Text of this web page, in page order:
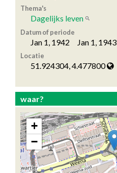
Thema's
Dagelijks leven
Datum of periode
Jan 1, 1942 Jan 1, 1943
Locatie
51.924304, 4.477800
waar?